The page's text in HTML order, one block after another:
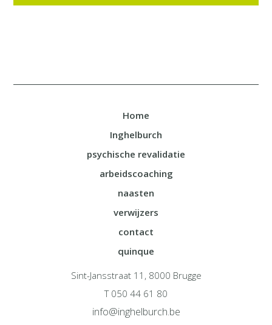
Home
Inghelburch
psychische revalidatie
arbeidscoaching
naasten
verwijzers
contact
quinque
Sint-Jansstraat 11, 8000 Brugge
T 050 44 61 80
info@inghelburch.be